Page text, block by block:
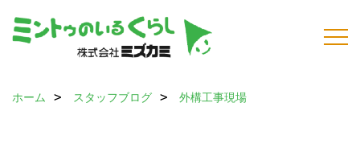
ホーム スタッフブログ 外構工事現場